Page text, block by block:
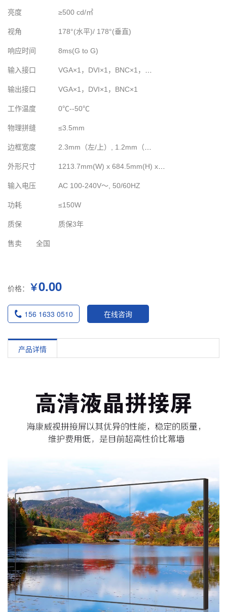
亮度 ≥500 cd/㎡
视角 178°(水平)/ 178°(垂直)
响应时间 8ms(G to G)
输入接口
输出接口 VGA×1，DVI×1，BNC×1
工作温度 0℃--50℃
物理拼缝 ≤3.5mm
边框宽度
外形尺寸
输入电压 AC 100-240V～, 50/60HZ
功耗 ≤150W
质保 质保3年
售卖 全国
价格： ￥0.00
156 1633 0510 在线咨询
产品详情